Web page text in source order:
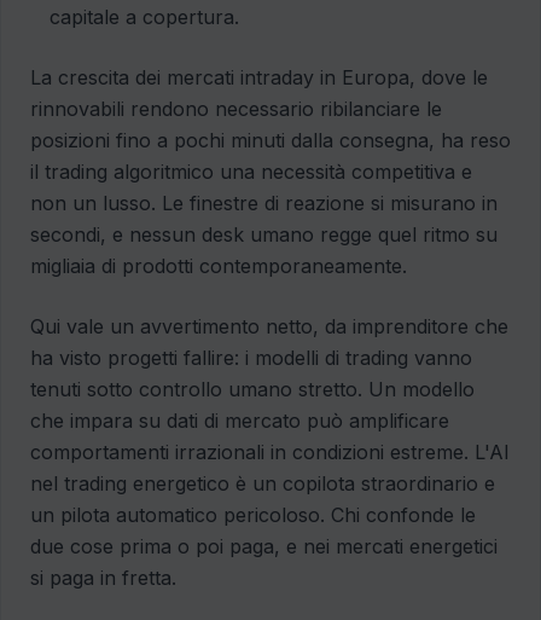
capitale a copertura.
La crescita dei mercati intraday in Europa, dove le
rinnovabili rendono necessario ribilanciare le
posizioni fino a pochi minuti dalla consegna, ha reso
il trading algoritmico una necessità competitiva e
non un lusso. Le finestre di reazione si misurano in
secondi, e nessun desk umano regge quel ritmo su
migliaia di prodotti contemporaneamente.
Qui vale un avvertimento netto, da imprenditore che
ha visto progetti fallire: i modelli di trading vanno
tenuti sotto controllo umano stretto. Un modello
che impara su dati di mercato può amplificare
comportamenti irrazionali in condizioni estreme. L'AI
nel trading energetico è un copilota straordinario e
un pilota automatico pericoloso. Chi confonde le
due cose prima o poi paga, e nei mercati energetici
si paga in fretta.